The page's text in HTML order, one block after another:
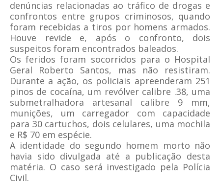
denúncias relacionadas ao tráfico de drogas e
confrontos entre grupos criminosos, quando
foram recebidas a tiros por homens armados.
Houve revide e, após o confronto, dois
suspeitos foram encontrados baleados.
Os feridos foram socorridos para o Hospital
Geral Roberto Santos, mas não resistiram.
Durante a ação, os policiais apreenderam 251
pinos de cocaína, um revólver calibre .38, uma
submetralhadora artesanal calibre 9 mm,
munições, um carregador com capacidade
para 30 cartuchos, dois celulares, uma mochila
e R$ 70 em espécie.
A identidade do segundo homem morto não
havia sido divulgada até a publicação desta
matéria. O caso será investigado pela Polícia
Civil.